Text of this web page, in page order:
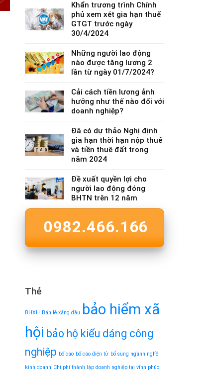
Khẩn trương trình Chính
phủ xem xét gia hạn thuế
GTGT trước ngày
30/4/2024
Những người lao động
nào được tăng lương 2
lần từ ngày 01/7/2024?
Cải cách tiền lương ảnh
hưởng như thế nào đối với
doanh nghiệp?
Đã có dự thảo Nghị định
gia hạn thời hạn nộp thuế
và tiền thuê đất trong
năm 2024
Đề xuất quyền lợi cho
người lao động đóng
BHTN trên 12 năm
0982.466.166
Thẻ
BHXH Bán lẻ xăng dầu
bảo hiểm xã
hội bảo hộ kiểu dáng công
nghiệp bố cáo bố cáo điện tử bổ sung ngành nghề
kinh doanh Chi phí thành lập doanh nghiệp tại vĩnh phúc